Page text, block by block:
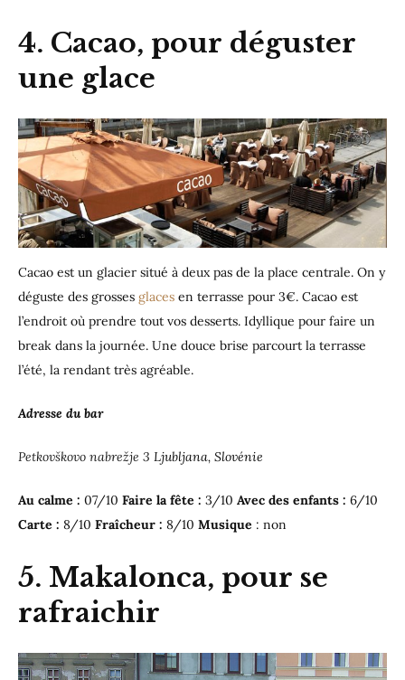
4. Cacao, pour déguster
une glace
Cacao est un glacier situé à deux pas de la place centrale. On y
déguste des grosses glaces en terrasse pour 3€. Cacao est
l’endroit où prendre tout vos desserts. Idyllique pour faire un
break dans la journée. Une douce brise parcourt la terrasse
l’été, la rendant très agréable.
Adresse du bar
Petkovškovo nabrežje 3 Ljubljana, Slovénie
Au calme : 07/10 Faire la fête : 3/10 Avec des enfants : 6/10
Carte : 8/10 Fraîcheur : 8/10 Musique : non
5. Makalonca, pour se
rafraichir